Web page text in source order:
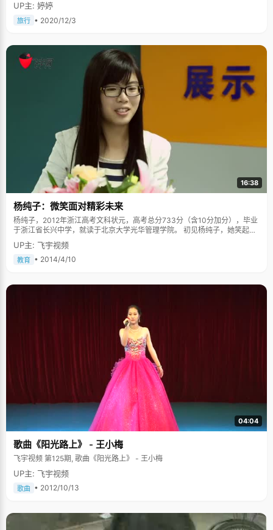
UP主: 婷婷
旅行 • 2020/12/3
16:38
杨纯子：微笑面对精彩未来
杨纯子，2012年浙江高考文科状元，高考总分733分（含10分加分），毕业
于浙江省长兴中学，就读于北京大学光华管理学院。 初见杨纯子，她笑起来
温柔可爱的样子就给我们留下了深刻的印象，开朗大方的她嘻嘻哈哈地和我
们分享了很多她成长中的故事。 排球女将初长成 杨纯子这个名字虽然听起来
柔柔弱弱的，但是她却是一个格外积极向上并且充满正能量的姑娘。在高三
支持，每天晚上老爸都会接她下晚自习，然后会在路上和她聊天，让她缓解
紧张的压力。通过不断地练习，杨纯子也成为了国家二级运动员，在经历了
高考之后，她也体会到了那段独自练习排球给她带来的积极意义。"我觉得会
让我更加有恒心和更加坚韧吧，对性格还是有一定的好影响的。"现在的杨纯
子已经彻底的把排球当成了好朋友，每周末空闲的时间还会和好朋友一起去
有着属于这个年纪的特有的激情，兴趣广泛的她想把每一个爱好都认真培
养。她喜欢唱歌，在KTV唱歌的时候是响当当的麦霸；她喜欢跳街舞和读
书；最近的纯子还受一个朋友影响迷上了摄影。除此之外，她还一直计划着
要在大学期间完成两个梦想：一是和舍友一起去西藏、青海等地旅行；二是
参加支教活动，奉献自己的青春正能量。在她看来，就应该趁着年轻做许多
感兴趣的事情，才不会愧对青春两个字。 来到北大之后，纯子的生活也发生
了改变。以前的纯子在生活中，会有一些散漫，在她看到身边的朋友都在高
效率、快节奏的完成着学习和工作的时候，纯子也会在他们的影响下变得效
率更高。 除了生活上的转变以外，杨纯子还在恋爱态度上发生了很大的变
化。随着年龄的增长，她会更加明确爱情到底是什么，会开始思考想拥有怎
样的爱情，也会在遇见一些人之后开始更加成熟地相信爱情。 面对许多尚不
明确的未来，杨纯子一心只想先做好眼前的事，但是她也有个初步计划，因
为家在浙江，她希望能够在上海或者杭州工作，离家很近，平时工作可以忙
碌，但闲暇的时候可以一家人一起出去游玩、晒太阳。 在采访中，杨纯子非
性格感染了。未来的路很长，希望杨纯子能够拥有一路顺风的好运气。
UP主: 飞宇视频
教育 • 2014/4/10
04:04
歌曲《阳光路上》 - 王小梅
飞宇视频 第125期, 歌曲《阳光路上》 - 王小梅
UP主: 飞宇视频
歌曲 • 2012/10/13